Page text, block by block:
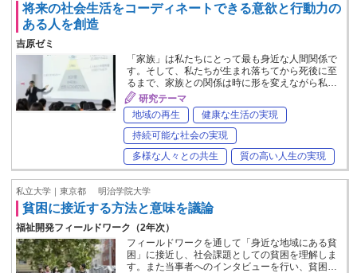
将来の社会生活をコーディネートできる意欲と行動力の
ある人を創造
吉原ゼミ
「家族」は私たちにとって最も身近な人間関係で
す。そして、私たちが生まれ落ちてから死後に至
るまで、家族との関係は時に形を変えながら私…
研究テーマ
地域の再生
健康な生活の実現
持続可能な社会の実現
多様な人々との共生
質の高い人生の実現
私立大学｜東京都 明治学院大学
貧困に接近する方法と意味を議論
福祉開発フィールドワーク（2年次）
フィールドワークを通して「身近な地域にある貧
困」に接近し、社会課題としての貧困を理解しま
す。また当事者へのインタビューを行い、貧困…